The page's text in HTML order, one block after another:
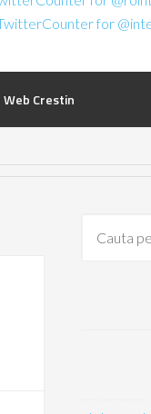
Web Crestin